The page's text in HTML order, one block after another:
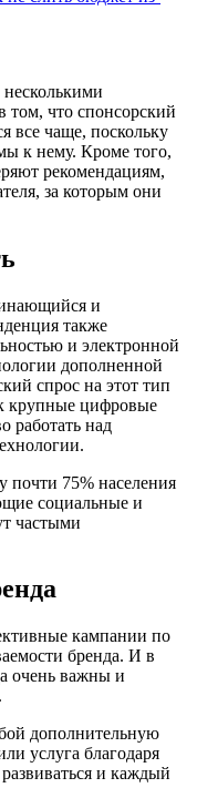
несколькими
том, что спонсорский
все чаще, поскольку
к нему. Кроме того,
рекомендациям,
за которым они
и
также
и электронной
дополненной
спрос на этот тип
крупные цифровые
работать над
почти 75% населения
социальные и
частыми
кампании по
бренда. И в
очень важны и
дополнительную
услуга благодаря
и каждый